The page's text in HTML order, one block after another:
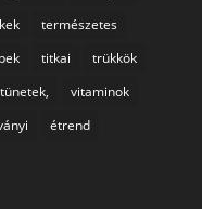
természetes
titkai
trükkök
tünetek,
vitaminok
étrend